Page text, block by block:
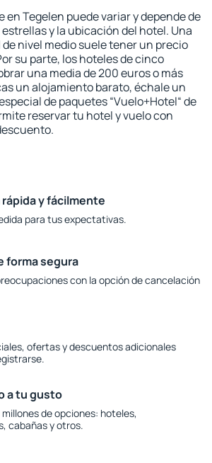
en Tegelen puede variar y depende de
y la ubicación del hotel. Una
nivel medio suele tener un precio
su parte, los hoteles de cinco
una media de 200 euros o más
un alojamiento barato, échale un
de paquetes “Vuelo+Hotel“ de
reservar tu hotel y vuelo con
y fácilmente
para tus expectativas.
forma segura
con la opción de cancelación
ofertas y descuentos adicionales
a tu gusto
millones de opciones: hoteles,
cabañas y otros.